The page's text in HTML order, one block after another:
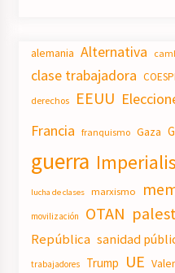
alemania Alternativa
clase trabajadora
derechos EEUU
Francia franquismo Gaza
guerra
lucha de clases marxismo
movilización OTAN
República sanidad
trabajadores Trump UE